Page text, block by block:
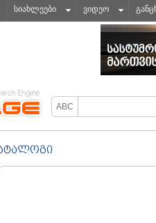
სიახლეები ვიდეო